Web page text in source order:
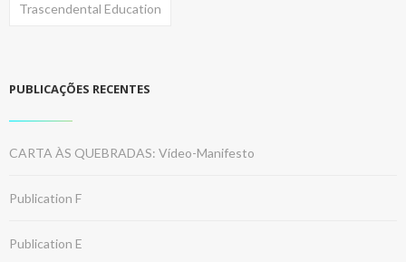
Trascendental Education
PUBLICAÇÕES RECENTES
CARTA ÀS QUEBRADAS: Vídeo-Manifesto
Publication F
Publication E